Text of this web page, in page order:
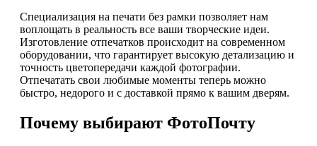
Специализация на печати без рамки позволяет нам
воплощать в реальность все ваши творческие идеи.
Изготовление отпечатков происходит на современном
оборудовании, что гарантирует высокую детализацию и
точность цветопередачи каждой фотографии.
Отпечатать свои любимые моменты теперь можно
быстро, недорого и с доставкой прямо к вашим дверям.
Почему выбирают ФотоПочту